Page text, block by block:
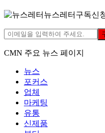
뉴스레터구독신
CMN 주요 뉴스 페이지
뉴스
포커스
업체
마케팅
유통
신제품